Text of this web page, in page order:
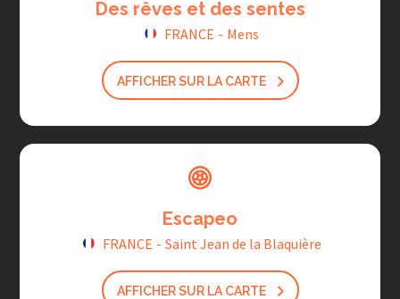
Des rêves et des sentes
FRANCE - Mens
AFFICHER SUR LA CARTE
Escapeo
FRANCE - Saint Jean de la Blaquière
AFFICHER SUR LA CARTE